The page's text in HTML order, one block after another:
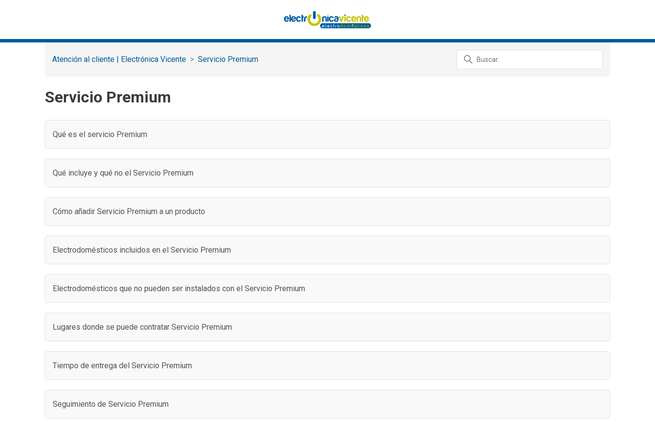
Atención al cliente | Electrónica Vicente ‎‏‏‎‎‏‏Servicio Premium
‎‏‏‎‎‏‏Servicio Premium
Qué es el servicio Premium
Qué incluye y qué no el Servicio Premium
Cómo añadir Servicio Premium a un producto
Electrodomésticos incluidos en el Servicio Premium
Electrodomésticos que no pueden ser instalados con el Servicio Premium
Lugares donde se puede contratar Servicio Premium
Tiempo de entrega del Servicio Premium
Seguimiento de Servicio Premium